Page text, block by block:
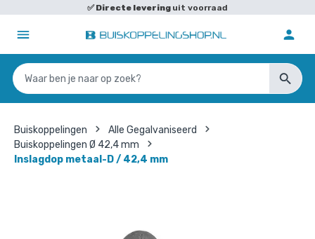
✅Directe levering uit voorraad
Buiskoppelingen
Alle Gegalvaniseerd
Buiskoppelingen Ø 42,4 mm
Inslagdop metaal-D / 42,4 mm